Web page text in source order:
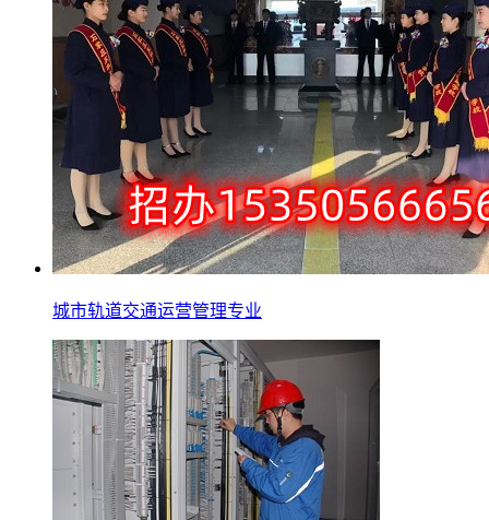
城市轨道交通运营管理专业